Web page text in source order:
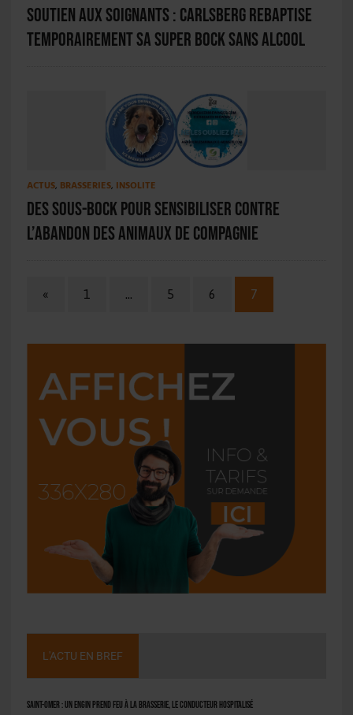
Soutien aux soignants : Carlsberg rebaptise
temporairement sa Super Bock sans alcool
ACTUS, BRASSERIES, INSOLITE
Des sous-bock pour sensibiliser contre
l’abandon des animaux de compagnie
« 1 … 5 6 7
L'ACTU EN BREF
Saint-Omer : un engin prend feu à la brasserie, le conducteur hospitalisé